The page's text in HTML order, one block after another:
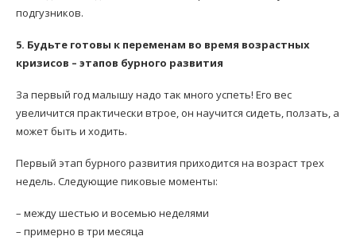
подгузников.
5. Будьте готовы к переменам во время возрастных
кризисов – этапов бурного развития
За первый год малышу надо так много успеть! Его вес
увеличится практически втрое, он научится сидеть, ползать, а
может быть и ходить.
Первый этап бурного развития приходится на возраст трех
недель. Следующие пиковые моменты:
– между шестью и восемью неделями
– примерно в три месяца